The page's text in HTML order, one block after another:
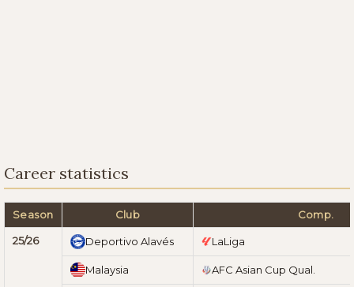
Career statistics
Season Club Comp.
25/26 Deportivo Alavés LaLiga
Malaysia AFC Asian Cup Qual.